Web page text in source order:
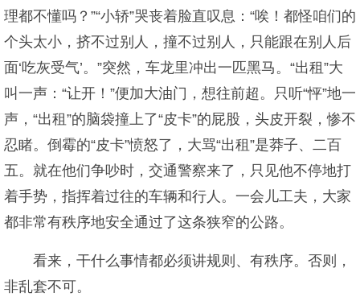
理都不懂吗？”“小轿”哭丧着脸直叹息：“唉！都怪咱们的
个头太小，挤不过别人，撞不过别人，只能跟在别人后
面‘吃灰受气’。”突然，车龙里冲出一匹黑马。“出租”大
叫一声：“让开！”便加大油门，想往前超。只听“怦”地一
声，“出租”的脑袋撞上了“皮卡”的屁股，头皮开裂，惨不
忍睹。倒霉的“皮卡”愤怒了，大骂“出租”是莽子、二百
五。就在他们争吵时，交通警察来了，只见他不停地打
着手势，指挥着过往的车辆和行人。一会儿工夫，大家
都非常有秩序地安全通过了这条狭窄的公路。
看来，干什么事情都必须讲规则、有秩序。否则，
非乱套不可。